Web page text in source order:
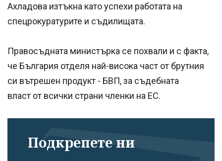
Ахладова изтъкна като успехи работата на
спецрокуратурите и съдилищата.
Правосъдната министърка се похвали и с факта,
че България отделя най-висока част от брутния
си вътрешен продукт - БВП, за съдебната
власт от всички страни членки на ЕС.
Подкрепете ни